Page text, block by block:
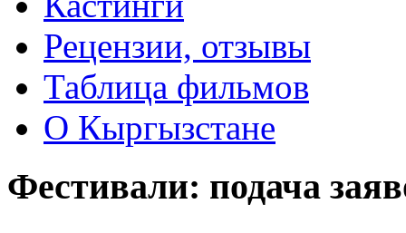
Рецензии, отзывы
Таблица фильмов
О Кыргызстане
Фестивали: подача